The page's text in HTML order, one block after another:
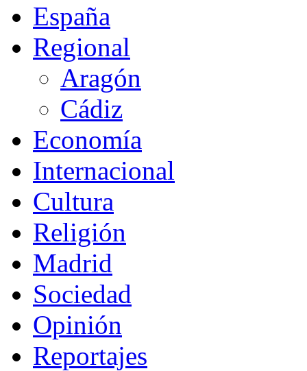
España
Regional
Aragón
Cádiz
Economía
Internacional
Cultura
Religión
Madrid
Sociedad
Opinión
Reportajes